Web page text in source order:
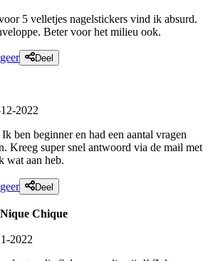
5 velletjes nagelstickers vind ik absurd.
Beter voor het milieu ook.
Deel
2022
ben beginner en had een aantal vragen
Kreeg super snel antwoord via de mail met
wat aan heb.
Deel
Chique
2022